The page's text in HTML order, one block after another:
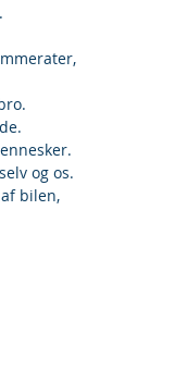
og os.
bilen,